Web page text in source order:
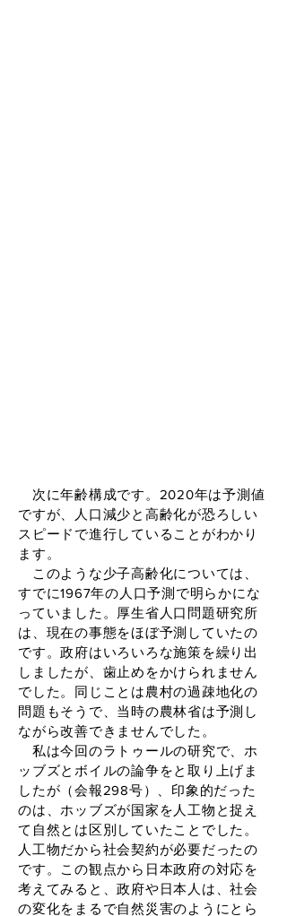
次に年齢構成です。2020年は予測値
ですが、人口減少と高齢化が恐ろしい
スピードで進行していることがわかり
ます。
このような少子高齢化については、
すでに1967年の人口予測で明らかにな
っていました。厚生省人口問題研究所
は、現在の事態をほぼ予測していたの
です。政府はいろいろな施策を繰り出
しましたが、歯止めをかけられません
でした。同じことは農村の過疎地化の
問題もそうで、当時の農林省は予測し
ながら改善できませんでした。
私は今回のラトゥールの研究で、ホ
ッブズとボイルの論争をと取り上げま
したが（会報298号）、印象的だった
のは、ホッブズが国家を人工物と捉え
て自然とは区別していたことでした。
人工物だから社会契約が必要だったの
です。この観点から日本政府の対応を
考えてみると、政府や日本人は、社会
の変化をまるで自然災害のようにとら